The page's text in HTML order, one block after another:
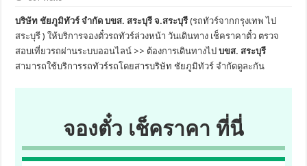
บริษัท ชัยภูมิทัวร์ จำกัด บขส. สระบุรี จ.สระบุรี (รถทัวร์จากกรุงเทพ ไป
สระบุรี ) ให้บริการจองตั๋วรถทัวร์ล่วงหน้า วันเดินทาง เช็คราคาตั๋ว ตรวจ
สอบเที่ยวรถผ่านระบบออนไลน์ >> ต้องการเดินทางไปบขส. สระบุรี
สามารถใช้บริการรถทัวร์รถโดยสารบริษัท ชัยภูมิทัวร์ จำกัดดูละกัน
จองตั๋ว เช็คราคา ที่นี่